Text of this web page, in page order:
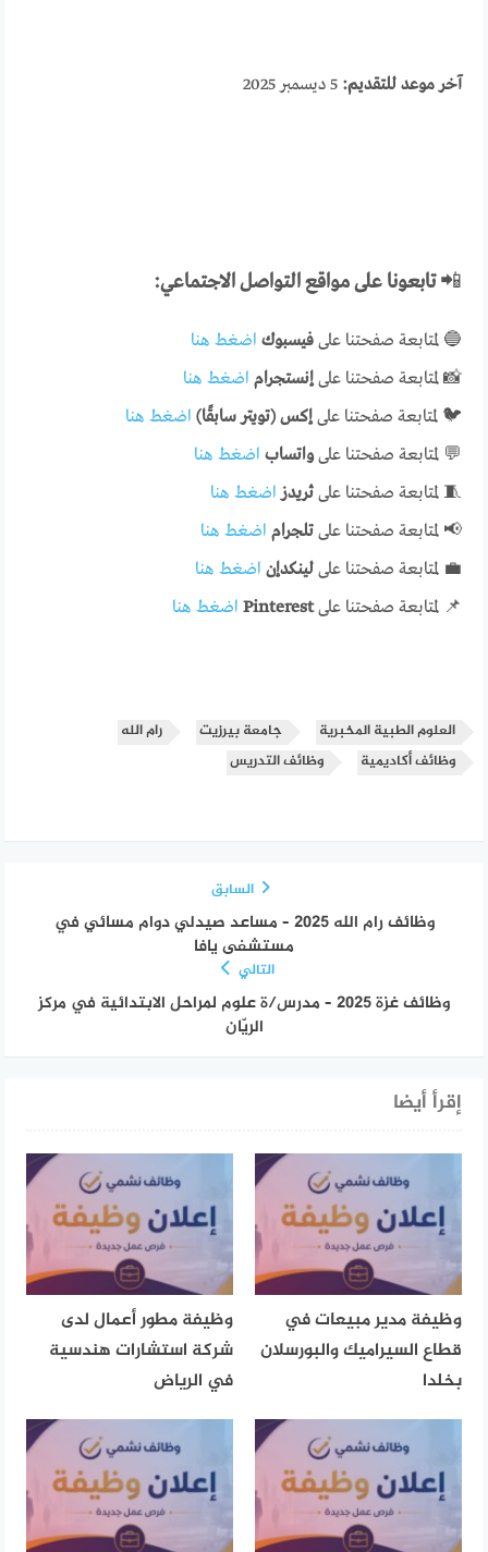
آخر موعد للتقديم: 5 ديسمبر 2025
📲تابعونا على مواقع التواصل الاجتماعي:
🔵 لمتابعة صفحتنا علىفيسبوك اضغط هنا
📸 لمتابعة صفحتنا علىإنستجرام اضغط هنا
🐦 لمتابعة صفحتنا علىإكس (تويتر سابقًا) اضغط هنا
💬 لمتابعة صفحتنا علىواتساب اضغط هنا
🧵 لمتابعة صفحتنا علىثريدز اضغط هنا
📢 لمتابعة صفحتنا علىتلجرام اضغط هنا
💼 لمتابعة صفحتنا علىلينكدإن اضغط هنا
📌 لمتابعة صفحتنا علىPinterest اضغط هنا
العلوم الطبية المخبرية جامعة بيرزيت
رام الله
وظائف أكاديمية
وظائف التدريس
السابق
وظائف رام الله 2025 – مساعد صيدلي دوام مسائي في
مستشفى يافا
التالي
وظائف غزة 2025 – مدرس/ة علوم لمراحل الابتدائية في مركز
الريّان
إقرأ أيضا
وظيفة مدير مبيعات في
قطاع السيراميك والبورسلان
بخلدا
وظيفة مطور أعمال لدى
شركة استشارات هندسية
في الرياض